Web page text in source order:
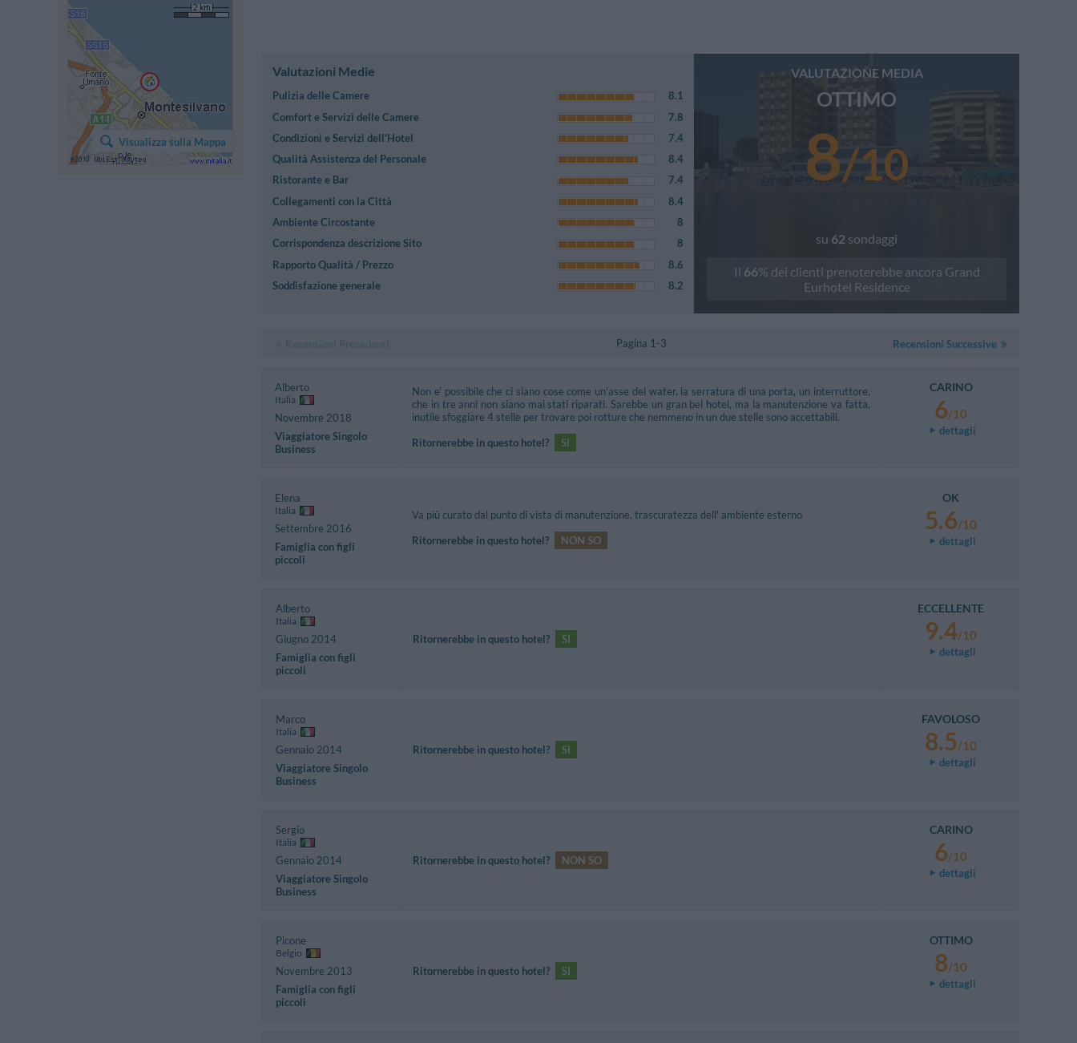
Valutazioni Medie
Pulizia delle Camere
8.1
Comfort e Servizi delle Camere
7.8
Condizioni e Servizi dell'Hotel
7.4
Qualità Assistenza del Personale
8.4
Ristorante e Bar
7.4
Collegamenti con la Città
8.4
Ambiente Circostante
8
Corrispondenza descrizione Sito
8
Rapporto Qualità / Prezzo
8.6
Soddisfazione generale
8.2
VALUTAZIONE MEDIA
OTTIMO
8/10
su 62 sondaggi
Il 66% dei clienti prenoterebbe ancora Grand
Eurhotel Residence
Pagina 1-3 Recensioni Successive
Alberto
Italia
Novembre 2018
Viaggiatore Singolo
Business
Non e' possibile che ci siano cose come un'asse del water, la serratura di una porta, un interruttore,
che in tre anni non siano mai stati riparati. Sarebbe un gran bel hotel, ma la manutenzione va fatta,
inutile sfoggiare 4 stelle per trovare poi rotture che nemmeno in un due stelle sono accettabili.
Ritornerebbe in questo hotel?
SI
CARINO
6/10
dettagli
Elena
Italia
Settembre 2016
Famiglia con figli
piccoli
Va più curato dal punto di vista di manutenzione, trascuratezza dell' ambiente esterno
Ritornerebbe in questo hotel?
NON SO
OK
5.6/10
dettagli
Alberto
Italia
Giugno 2014
Famiglia con figli
piccoli
Ritornerebbe in questo hotel? SI
ECCELLENTE
9.4/10
dettagli
Marco
Italia
Gennaio 2014
Viaggiatore Singolo
Business
Ritornerebbe in questo hotel? SI
FAVOLOSO
8.5/10
dettagli
Sergio
Italia
Gennaio 2014
Viaggiatore Singolo
Business
Ritornerebbe in questo hotel? NON SO
CARINO
6/10
dettagli
Picone
Belgio
Novembre 2013
Famiglia con figli
piccoli
Ritornerebbe in questo hotel? SI
OTTIMO
8/10
dettagli
Visualizza sulla Mappa